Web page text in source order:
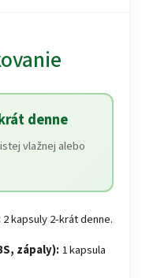
denne
vlažnej alebo
2 kapsuly 2-krát denne.
zápaly):1 kapsula